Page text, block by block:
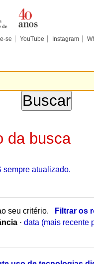
se YouTube Instagram
da busca
sempre atualizado.
seu critério.
Filtrar os
· data (mais recente